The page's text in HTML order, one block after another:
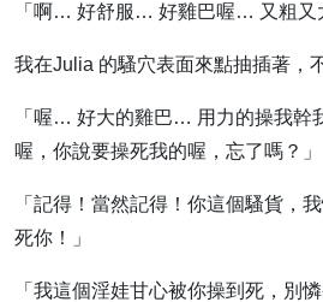
「啊… 好舒服… 好雞巴喔… 又粗又
我在Julia 的騷穴表面來點抽插著，
「喔… 好大的雞巴… 用力的操我幹
喔，你說要操死我的喔，忘了嗎？」
「記得！當然記得！你這個騷貨，
死你！」
「我這個淫娃甘心被你操到死，別